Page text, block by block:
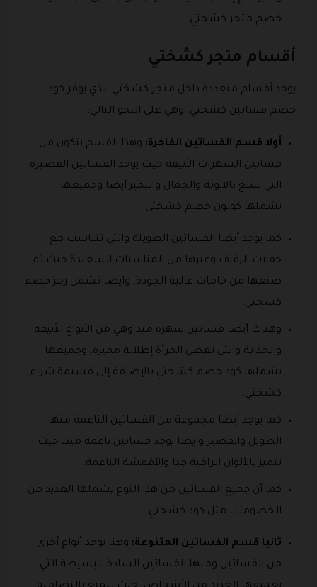
خصم متجر كشختي.
أقسام متجر كشختي
يوجد أقسام متعددة داخل متجر كشختي الذي يوفر كود
خصم فساتين كشختي، وهي على النحو التالي:
أولا قسم الفساتين الفاخرة: وهذا القسم يتكون من
فساتين السهرات الأنيقة حيث يوجد الفساتين القصيرة
التي تشع بالانوثة والجمال والتميز أيضا وجميعها
يشملها كوبون خصم كشختي.
كما يوجد أيضا الفساتين الطويلة والتي تتناسب مع
حفلات الزفاف وغيرها من المناسبات السعيدة حيث تم
صنعها من خامات عالية الجودة، وايضا تشمل رمز خصم
كشختي.
وهناك أيضا فساتين سهرة ميد وهي من الأنواع الأنيقة
والجذابة والتي تعطي المرأة إطلالة مميزة، وجميعها
يشملها كود خصم كشختي بالإضافة إلى قسيمة شراء
كشختي.
كما يوجد أيضا مجموعة من الفساتين الناعمة منها
الطويل والقصير وايضا يوجد فساتين ناعمة ميد، حيث
تتميز بالألوان الراقية جدا والأقمشة الناعمة.
كما أن جميع الفساتين من هذا النوع يشملها العديد من
الخصومات مثل كود كشختي.
ثانيا قسم الفساتين المتنوعة: وهنا يوجد أنواع أخرى
من الفساتين ومنها الفساتين السادة البسيطة التي